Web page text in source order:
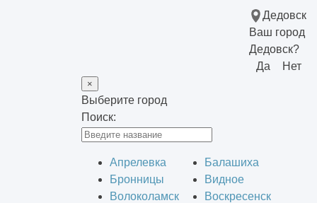
Дедовск
Ваш город
Дедовск?
Да
Нет
×
Выберите город
Поиск:
Апрелевка
Балашиха
Бронницы
Видное
Волоколамск
Воскресенск